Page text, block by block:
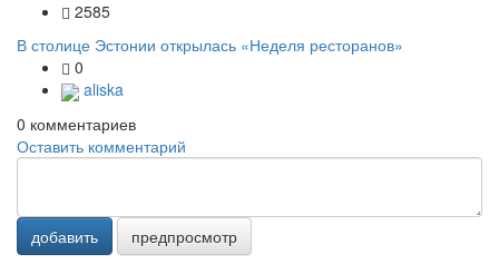
2585
В столице Эстонии открылась «Неделя ресторанов»
0
aliska
0 комментариев
Оставить комментарий
добавить предпросмотр